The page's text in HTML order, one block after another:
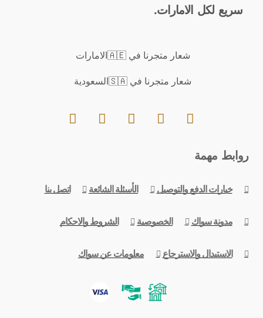
سريع لكل الامارات.
شعار متجرنا في 🇦🇪الامارات
شعار متجرنا في 🇸🇦السعودية
روابط مهمة
خيارات الدفع والتوصيل الأسئلة الشائعة اتصل بنا
مدونة سواك الخصوصية الشروط والاحكام
الاستبدال والاسترجاع معلومات عن سواك